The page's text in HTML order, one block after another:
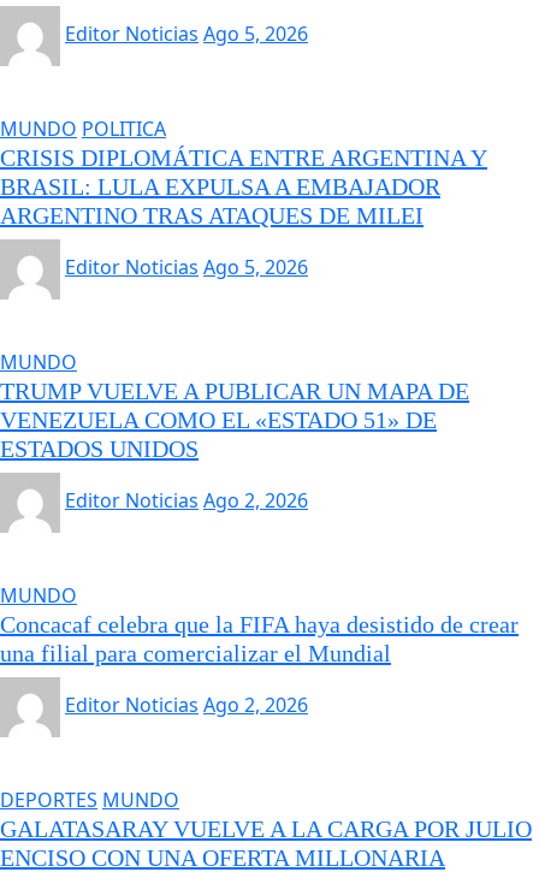
Editor Noticias Ago 5, 2026
MUNDO POLITICA
CRISIS DIPLOMÁTICA ENTRE ARGENTINA Y
BRASIL: LULA EXPULSA A EMBAJADOR
ARGENTINO TRAS ATAQUES DE MILEI
Editor Noticias Ago 5, 2026
MUNDO
TRUMP VUELVE A PUBLICAR UN MAPA DE
VENEZUELA COMO EL «ESTADO 51» DE
ESTADOS UNIDOS
Editor Noticias Ago 2, 2026
MUNDO
Concacaf celebra que la FIFA haya desistido de crear
una filial para comercializar el Mundial
Editor Noticias Ago 2, 2026
DEPORTES MUNDO
GALATASARAY VUELVE A LA CARGA POR JULIO
ENCISO CON UNA OFERTA MILLONARIA